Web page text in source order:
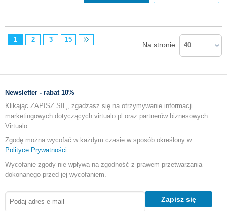
1 2 3 15
Na stronie 40
Newsletter - rabat 10%
Klikając ZAPISZ SIĘ, zgadzasz się na otrzymywanie informacji
marketingowych dotyczących virtualo.pl oraz partnerów biznesowych
Virtualo.
Zgodę można wycofać w każdym czasie w sposób określony w
Polityce Prywatności
Wycofanie zgody nie wpływa na zgodność z prawem przetwarzania
dokonanego przed jej wycofaniem.
Zapisz się